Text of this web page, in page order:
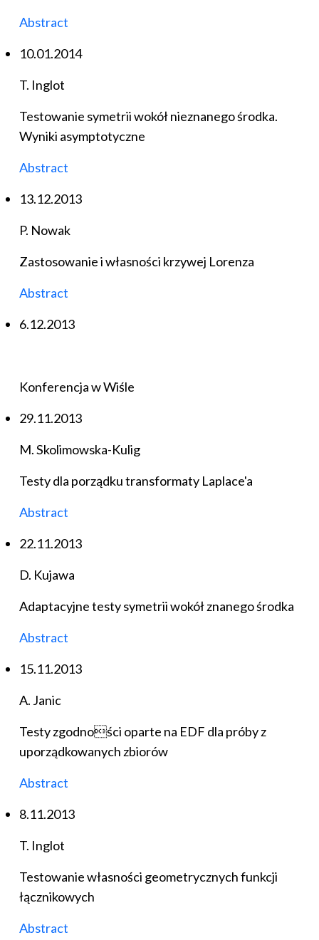
Abstract
10.01.2014
T. Inglot
Testowanie symetrii wokół nieznanego środka.
Wyniki asymptotyczne
Abstract
13.12.2013
P. Nowak
Zastosowanie i własności krzywej Lorenza
Abstract
6.12.2013
Konferencja w Wiśle
29.11.2013
M. Skolimowska-Kulig
Testy dla porządku transformaty Laplace'a
Abstract
22.11.2013
D. Kujawa
Adaptacyjne testy symetrii wokół znanego środka
Abstract
15.11.2013
A. Janic
Testy zgodności oparte na EDF dla próby z
uporządkowanych zbiorów
Abstract
8.11.2013
T. Inglot
Testowanie własności geometrycznych funkcji
łącznikowych
Abstract